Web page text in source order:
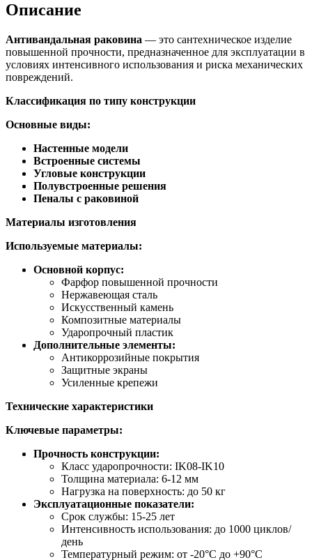
Описание
Антивандальная раковина — это сантехническое изделие
повышенной прочности, предназначенное для эксплуатации в
условиях интенсивного использования и риска механических
повреждений.
Классификация по типу конструкции
Основные виды:
Настенные модели
Встроенные системы
Угловые конструкции
Полувстроенные решения
Пеналы с раковиной
Материалы изготовления
Используемые материалы:
Основной корпус:
Фарфор повышенной прочности
Нержавеющая сталь
Искусственный камень
Композитные материалы
Ударопрочный пластик
Дополнительные элементы:
Антикоррозийные покрытия
Защитные экраны
Усиленные крепежи
Технические характеристики
Ключевые параметры:
Прочность конструкции:
Класс ударопрочности: IK08-IK10
Толщина материала: 6-12 мм
Нагрузка на поверхность: до 50 кг
Эксплуатационные показатели:
Срок службы: 15-25 лет
Интенсивность использования: до 1000 циклов/
день
Температурный режим: от -20°C до +90°C